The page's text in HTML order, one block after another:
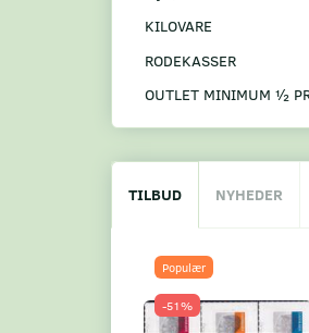
KILOVARE
RODEKASSER
OUTLET MINIMUM ½
TILBUD NYHEDER
Populær
-51%